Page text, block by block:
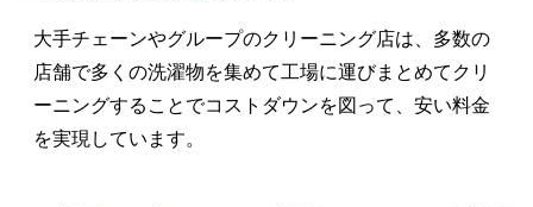
大手チェーンやグループのクリーニング店は、多数の
店舗で多くの洗濯物を集めて工場に運びまとめてクリ
ーニングすることでコストダウンを図って、安い料金
を実現しています。